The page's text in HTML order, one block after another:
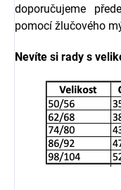
doporučujeme
pomocí žlučového
Nevíte si rady s